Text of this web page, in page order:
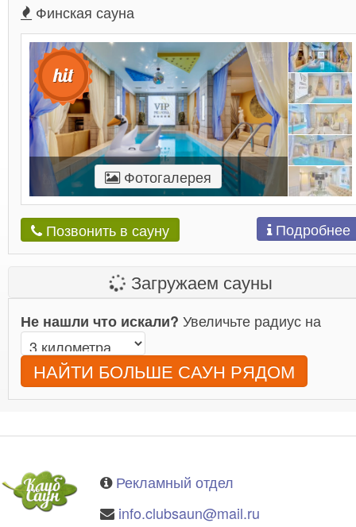
Финская сауна
Фотогалерея
Позвонить в сауну Подробнее
Загружаем сауны
Не нашли что искали? Увеличьте радиус на
НАЙТИ БОЛЬШЕ САУН РЯДОМ
Рекламный отдел
info.clubsaun@mail.ru